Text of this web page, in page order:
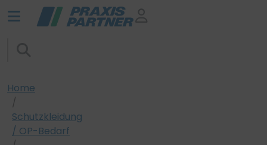
Home
Schutzkleidung
/ OP-Bedarf